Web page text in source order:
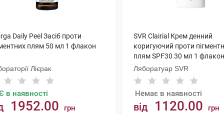
Daily Peel Засіб проти
плям 50 мл 1 флакон
Лієрак
в наявності
1952.00 грн
SVR Clairial Крем денний
коригуючий проти
плям SPF30 30 мл 1 флакон
Ляборатуар SVR
Немає в наявності
від 1120.00 грн